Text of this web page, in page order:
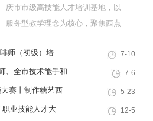
庆市市级高技能人才培训基地，以
服务型教学理念为核心，聚焦西点
十余载，致力于培养兼具社会责任
感与创新思维的复合型行业高技能
人才，是集技能培训、证书认定、
师（初级）培
7-10
、全市技术能手和
，重庆欧艺职业
上有名！
7-6
大赛丨制作糖艺西
5-23
职业技能人才大
12-5